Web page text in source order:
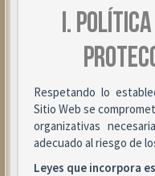
I.
Respetando lo
Sitio Web se
organizativas
adecuado al riesgo de
Leyes que incorpora